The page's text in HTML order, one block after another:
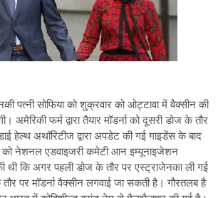
पत्नी सोफिया को शुक्रवार को ओट्टावा में वैक्सीन की
अमेरिकी फर्म द्वारा तैयार मॉडर्ना को दूसरी डोज के तौर
हेल्थ अथॉरिटीज द्वारा अपडेट की गई गाइडेंस के बाद
नेशनल एडवाइजरी कमेटी आन इम्यूनाइजेशन
थी कि अगर पहली डोज के तौर पर एस्ट्राजेनका ली गई
पर मॉडर्ना वैक्सीन लगवाई जा सकती है। गौरतलब है